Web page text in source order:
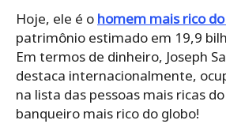
Hoje, ele é o homem mais rico
patrimônio estimado em 19,9
Em termos de dinheiro, Joseph
destaca internacionalmente,
na lista das pessoas mais ricas
banqueiro mais rico do globo!